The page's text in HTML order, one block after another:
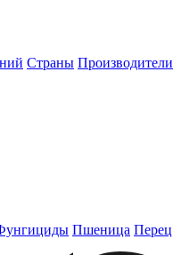
Страны Производители
Пшеница Перец